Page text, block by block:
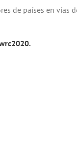
de países en vías